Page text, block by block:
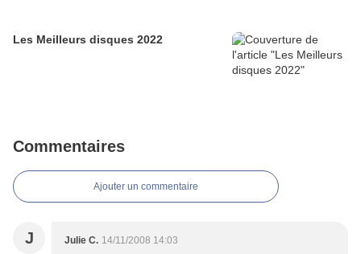
Les Meilleurs disques 2022
Commentaires
Ajouter un commentaire
J Julie C. 14/11/2008 14:03